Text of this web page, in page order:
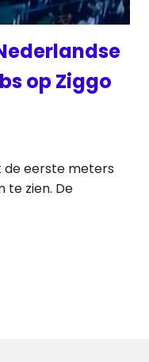
op Ziggo
de eerste meters
te zien. De